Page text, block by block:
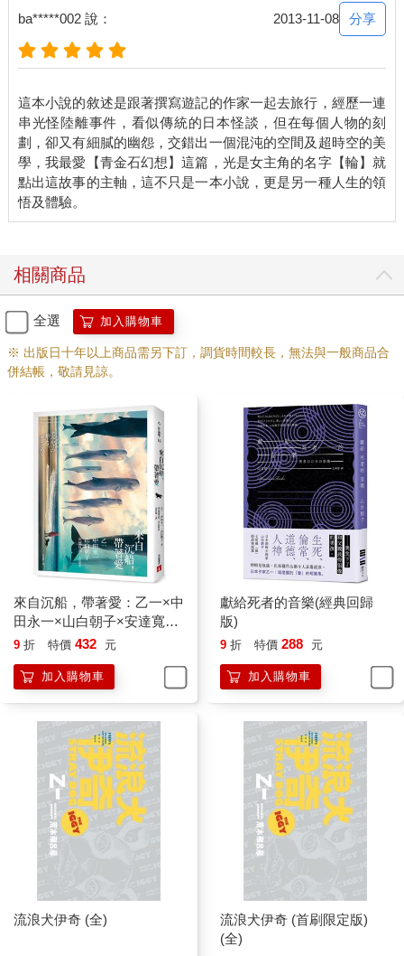
像菜蟲，但他確實是人類。如果將他活埋，我與殺人犯沒有兩
樣。不得已，我只好將他放入懷中，就此離開旅店。聽和泉蠟庵
說，胎兒一離開母體，便無法存活太久。既然這樣，他很快就會
自然死亡，只要等他死後再加以埋葬，我也就不會感到內疚了。
但結果出乎我意料之外，他一直死不了，連和泉蠟庵也大為驚
訝。我所拾獲的胎兒，可能湊巧擁有強韌的生命力。我們離開旅
店已過了半日之久，他仍在我懷裡抽動。
「既然他還活著，那應該餵他吃點東西吧？」
走在幹道上時，和泉蠟庵說道。
「要是他活活餓死，那就如同是你殺了他一樣。」
話雖如此，我根本不知道該餵胎兒吃什麼才好。苦思良久後，我
白，看起來像魚、像青蛙，又像菜蟲的小東西，那張像小指指尖
般大的小嘴一張一合，正舔舐著米湯。
之後過沒三天，我們回到原本居住的市町。我與和泉蠟庵都很高
興能平安歸來。我告訴他，我打算辭去隨從的工作。
「你要是想再和我一起旅行的話，再跟我說一聲。」
「這是不可能的事。」
版商那裡，報告這趟旅行的結果。得向出版商出示旅途中所記的
帳本，以便申請預先支付的花費。
回到長期空著的長屋後，我卸下肩上的行囊，吁了口氣。我在榻
榻米上伸長雙腿，正準備躺下，那個胎兒忽然從我懷裡滾了出
來，掉落在榻榻米上。他就像受到驚嚇般，蒼白的腹部不住抽
動，本以為他會就此死去，但沒想到接著他發出沉睡的呼息。他
非但沒有結束生命的跡象，皮膚表面甚至顯得愈來愈有光澤。但
我既不能殺了他，也無法送給不認識的人。我望著那通體雪白的
胎兒，盤起雙臂沉思。
一位到屋裡找我聊天的客人，朝我擺在房內角落，以衣服捲成一
團的東西窺望，問我「先生，這是什麼東西啊」。那個像白色菜
蟲般的胎兒，在衣服裡攢動。
「這是『唵哺幼』，也就是胎兒。如何，你願意替我收留他嗎？
坦白說，我還真不知道怎麼處理呢。」
那位客人望著那個胎兒，似乎覺得有點可怕。蒼白的身軀，鼓脹
的腹部。還沒長全，只有微微突起的手腳。與身體很不搭調的巨
大頭部，有兩顆像是用墨筆點出的黑眼珠，也不知道到底看不看
得見。甚至有一條像蜥蜴般的尾巴。整體看起來像是一塊活生生
切下的內臟，很難想像這是人類。
沒有客人願意收留這個胎兒，不得已，我只好繼續照料他。我一
直都是將他擺在掌中餵食米湯，久而久之，他也開始會注意到我
呼呼大睡。
我朝茶碗裡注入溫水，將他浸泡其中，替他清洗身體。他的皮膚
ba*****002 說： 2013-11-08 分享
這本小說的敘述是跟著撰寫遊記的作家一起去旅行，經歷一連
串光怪陸離事件，看似傳統的日本怪談，但在每個人物的刻
劃，卻又有細膩的幽怨，交錯出一個混沌的空間及超時空的美
學，我最愛【青金石幻想】這篇，光是女主角的名字【輪】就
點出這故事的主軸，這不只是一本小說，更是另一種人生的領
相關商品
全選 加入購物車
※ 出版日十年以上商品需另下訂，調貨時間較長，無法與一般商品合
併結帳，敬請見諒。
來自沉船，帶著愛：乙一×中
田永一×山白朝子×安達寬
高，超夢幻「合作」陣容！
9 折 特價 432 元
加入購物車
獻給死者的音樂(經典回歸
版)
9 折 特價 288 元
加入購物車
流浪犬伊奇 (全)
流浪犬伊奇 (首刷限定版)
(全)